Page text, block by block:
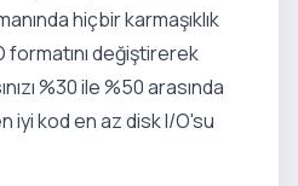
hiçbir karmaşıklık
değiştirerek
%30 ile %50 arasında
iyi kod en az disk I/O'su